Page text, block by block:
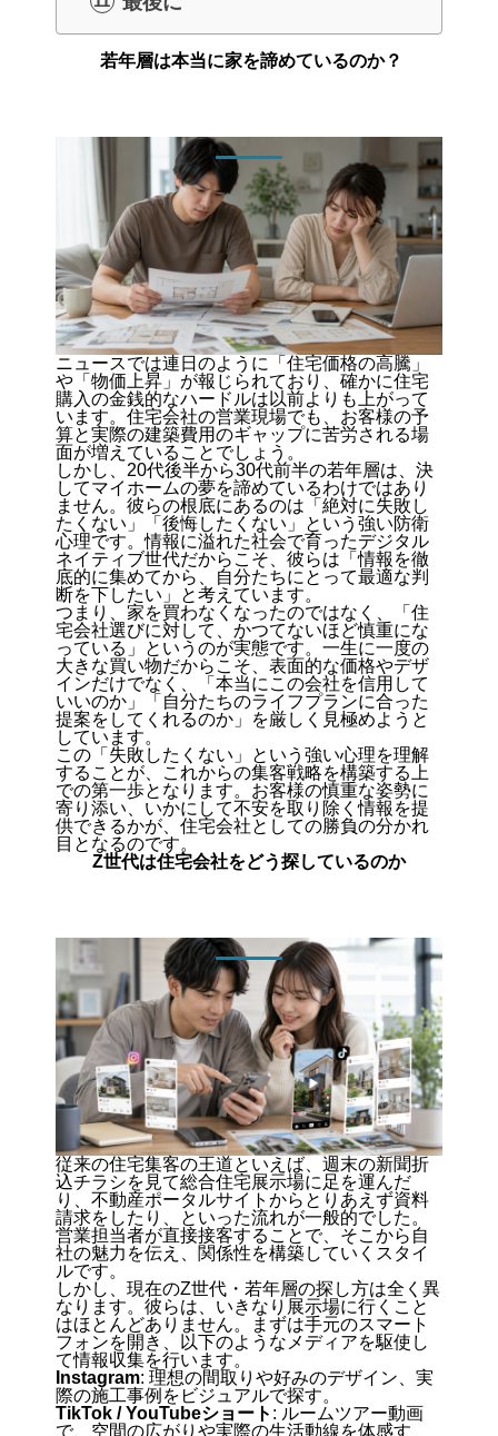
若年層は本当に家を諦めているのか？
ニュースでは連日のように「住宅価格の高騰」
や「物価上昇」が報じられており、確かに住宅
購入の金銭的なハードルは以前よりも上がって
います。住宅会社の営業現場でも、お客様の予
算と実際の建築費用のギャップに苦労される場
面が増えていることでしょう。
しかし、20代後半から30代前半の若年層は、決
してマイホームの夢を諦めているわけではあり
ません。彼らの根底にあるのは「絶対に失敗し
たくない」「後悔したくない」という強い防衛
心理です。情報に溢れた社会で育ったデジタル
ネイティブ世代だからこそ、彼らは「情報を徹
底的に集めてから、自分たちにとって最適な判
断を下したい」と考えています。
つまり、家を買わなくなったのではなく、「住
宅会社選びに対して、かつてないほど慎重にな
っている」というのが実態です。一生に一度の
大きな買い物だからこそ、表面的な価格やデザ
インだけでなく、「本当にこの会社を信用して
いいのか」「自分たちのライフプランに合った
提案をしてくれるのか」を厳しく見極めようと
しています。
この「失敗したくない」という強い心理を理解
することが、これからの集客戦略を構築する上
での第一歩となります。お客様の慎重な姿勢に
寄り添い、いかにして不安を取り除く情報を提
供できるかが、住宅会社としての勝負の分かれ
目となるのです。
Z世代は住宅会社をどう探しているのか
従来の住宅集客の王道といえば、週末の新聞折
込チラシを見て総合住宅展示場に足を運んだ
り、不動産ポータルサイトからとりあえず資料
請求をしたり、といった流れが一般的でした。
営業担当者が直接接客することで、そこから自
社の魅力を伝え、関係性を構築していくスタイ
ルです。
しかし、現在のZ世代・若年層の探し方は全く異
なります。彼らは、いきなり展示場に行くこと
はほとんどありません。まずは手元のスマート
フォンを開き、以下のようなメディアを駆使し
て情報収集を行います。
Instagram: 理想の間取りや好みのデザイン、実
際の施工事例をビジュアルで探す。
TikTok / YouTubeショート : ルームツアー動画
で、空間の広がりや実際の生活動線を体感す